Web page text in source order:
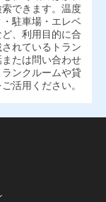
できます。温度
駐車場・エレベ
、利用目的に合
れているトラン
たは問い合わせ
ンクルームや貸
活用ください。